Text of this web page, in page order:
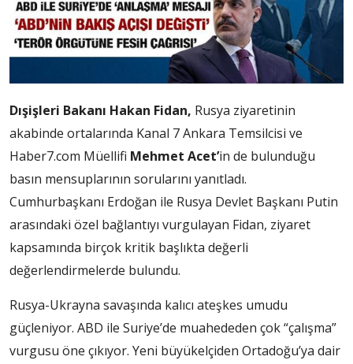
Dışişleri Bakanı Hakan Fidan, Rusya ziyaretinin
akabinde ortalarında Kanal 7 Ankara Temsilcisi ve
Haber7.com Müellifi Mehmet Acet’in de bulunduğu
basın mensuplarının sorularını yanıtladı.
Cumhurbaşkanı Erdoğan ile Rusya Devlet Başkanı Putin
arasındaki özel bağlantıyı vurgulayan Fidan, ziyaret
kapsamında birçok kritik başlıkta değerli
değerlendirmelerde bulundu.
Rusya-Ukrayna savaşında kalıcı ateşkes umudu
güçleniyor. ABD ile Suriye’de muahededen çok “çalışma”
vurgusu öne çıkıyor. Yeni büyükelçiden Ortadoğu’ya dair